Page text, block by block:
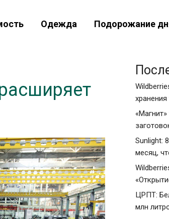
Одежда Подорожание
Sunlight:
месяц,
ЦРПТ:
млн